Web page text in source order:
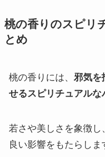
桃の香りのスピリ
とめ
桃の香りには、 邪気を
せるスピリチュアルな
若さや美しさを象徴し
良い影響をもたらしま